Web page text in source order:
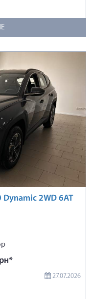
Dynamic 2WD 6AT
27.07.2026